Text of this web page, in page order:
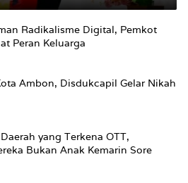
Radikalisme Digital, Pemkot
Peran Keluarga
Ambon, Disdukcapil Gelar Nikah
yang Terkena OTT,
Bukan Anak Kemarin Sore